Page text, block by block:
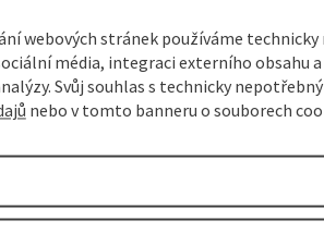
webových stránek používáme
média, integraci externího obsahu
Svůj souhlas s technicky
nebo v tomto banneru o souborech